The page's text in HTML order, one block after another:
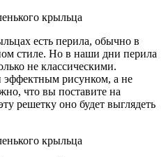
есть перила, обычно в
стиле. Но в наши дни перила
не классическими.
эффектным рисунком, а не
что вы поставите на
решетку оно будет выглядеть